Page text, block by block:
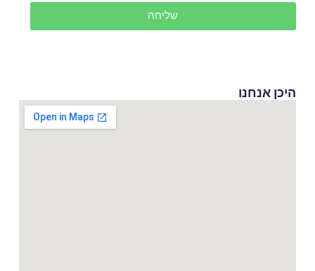
שליחה
היכן אנחנו